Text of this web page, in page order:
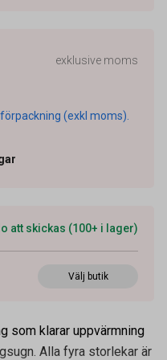
exklusive moms
(exkl moms).
att skickas (100+ i lager)
Välj butik
som klarar uppvärmning
Alla fyra storlekar är